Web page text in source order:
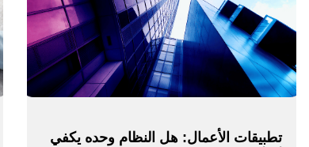
تطبيقات الأعمال: هل النظام وحده يكفي